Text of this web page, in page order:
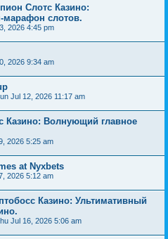
Слотс Казино:
марафон слотов.
2026 4:45 pm
2026 9:34 am
Jul 12, 2026 11:17 am
Казино: Волнующий главное
2026 5:25 am
at Nyxbets
2026 5:12 am
Казино: Ультимативный
Jul 16, 2026 5:06 am